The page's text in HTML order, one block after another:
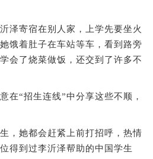
寄宿在别人家，上学先要坐火
饿着肚子在车站等车，看到路旁
会了烧菜做饭，还交到了许多不
“招生连线”中分享这些不顺，
她都会赶紧上前打招呼，热情
得到过李沂泽帮助的中国学生